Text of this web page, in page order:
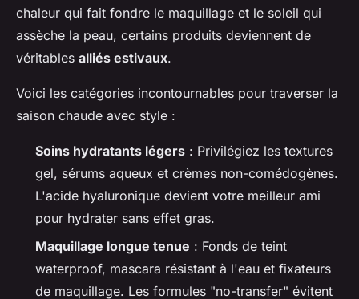
chaleur qui fait fondre le maquillage et le soleil qui
assèche la peau, certains produits deviennent de
véritables alliés estivaux.
Voici les catégories incontournables pour traverser la
saison chaude avec style :
Soins hydratants légers : Privilégiez les textures
gel, sérums aqueux et crèmes non-comédogènes.
L'acide hyaluronique devient votre meilleur ami
pour hydrater sans effet gras.
Maquillage longue tenue : Fonds de teint
waterproof, mascara résistant à l'eau et fixateurs
de maquillage. Les formules "no-transfer" évitent